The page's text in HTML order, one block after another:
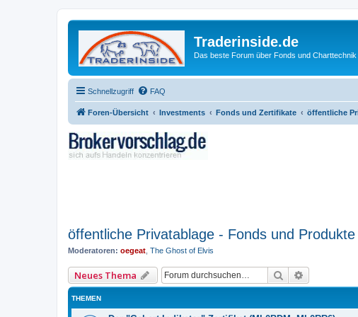
Traderinside.de
Das beste Forum über Fonds und Charttechnik
Schnellzugriff FAQ
Foren-Übersicht Investments Fonds und Zertifikate öffentliche
öffentliche Privatablage - Fonds und
Moderatoren: oegeat The Ghost of Elvis
Neues Thema Suche
THEMEN